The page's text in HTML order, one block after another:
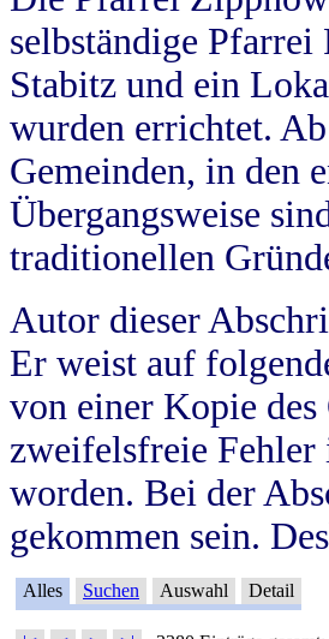
selbständige
Stabitz und ein
wurden errichtet.
Gemeinden, in den
Übergangsweise
traditionellen
Autor dieser
Er weist auf
von einer Kopie
zweifelsfreie
worden. Bei der
gekommen sein.
Alles Suchen Auswahl Detail